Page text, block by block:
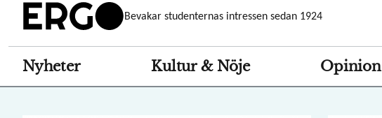
Bevakar studenternas intressen sedan 1924
Nyheter Kultur & Nöje Opinion